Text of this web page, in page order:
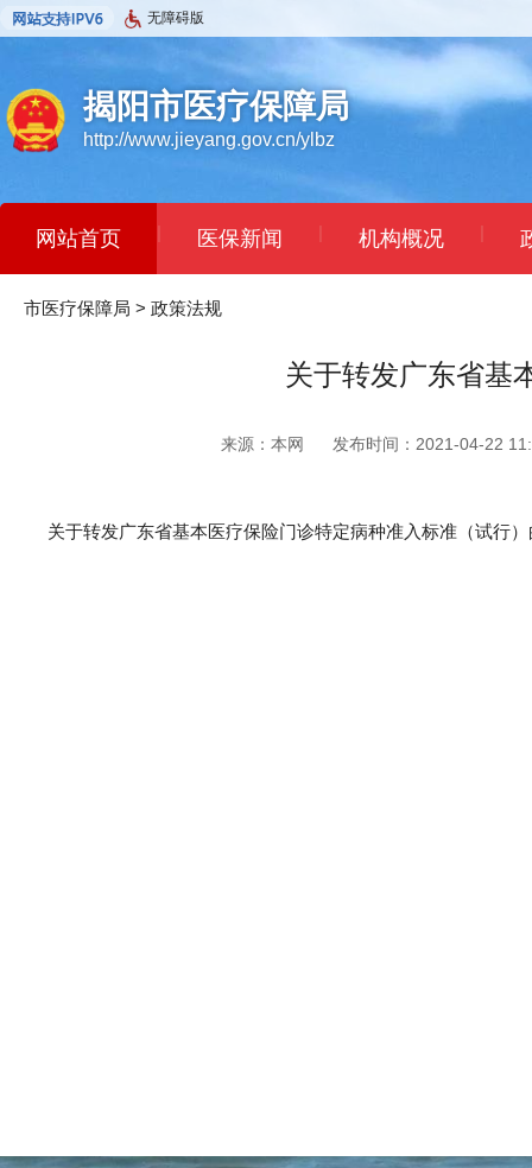
无障碍版
揭阳市医疗保障局
http://www.jieyang.gov.cn/ylbz
网站首页 | 医保新闻 | 机构概况 |
市医疗保障局 > 政策法规
关于转发广东省基
来源：本网 发布时间：2021-04-22
关于转发广东省基本医疗保险门诊特定病种准入标准（试行